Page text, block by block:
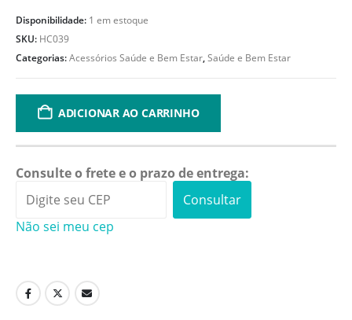
Disponibilidade: 1 em estoque
SKU: HC039
Categorias:Acessórios Saúde e Bem Estar,Saúde e Bem Estar
ADICIONAR AO CARRINHO
Consulte o frete e o prazo de entrega:
Consultar
Não sei meu cep